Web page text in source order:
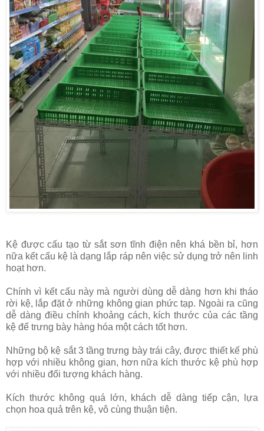
Kệ được cấu tạo từ sắt sơn tĩnh điện nên khá bền bỉ, hơn
nữa kết cấu kệ là dạng lắp ráp nên việc sử dụng trở nên linh
hoạt hơn.
Chính vì kết cấu này mà người dùng dễ dàng hơn khi tháo
rời kệ, lắp đặt ở những không gian phức tạp. Ngoài ra cũng
dễ dàng điều chỉnh khoảng cách, kích thước của các tầng
kệ để trưng bày hàng hóa một cách tốt hơn.
Những bộ kệ sắt 3 tầng trưng bày trái cây, được thiết kế phù
hợp với nhiều không gian, hơn nữa kích thước kệ phù hợp
với nhiều đối tượng khách hàng.
Kích thước không quá lớn, khách dễ dàng tiếp cận, lựa
chọn hoa quả trên kệ, vô cùng thuận tiện.